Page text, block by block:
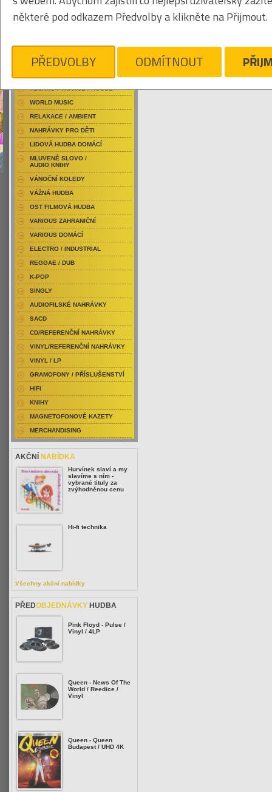
CEPHALIC CARNAGE
Je nám líto, ale pro daný žánr/kategorii
RAP / HIP HOP DOMÁCÍ
RAP / HIP HOP ZAHRANIČNÍ
DVD / HUDBA
PUNK / HARDCORE
TECHNO / TRANCE / HOUSE
WORLD MUSIC
RELAXACE / AMBIENT
NAHRÁVKY PRO DĚTI
LIDOVÁ HUDBA DOMÁCÍ
MLUVENÉ SLOVO /
AUDIO KNIHY
VÁNOČNÍ KOLEDY
VÁŽNÁ HUDBA
OST FILMOVÁ HUDBA
VARIOUS ZAHRANIČNÍ
VARIOUS DOMÁCÍ
ELECTRO / INDUSTRIAL
REGGAE / DUB
K-POP
SINGLY
AUDIOFILSKÉ NAHRÁVKY
SACD
CD/REFERENČNÍ NAHRÁVKY
VINYL/REFERENČNÍ NAHRÁVKY
VINYL / LP
GRAMOFONY / PŘÍSLUŠENSTVÍ
HIFI
KNIHY
MAGNETOFONOVÉ KAZETY
MERCHANDISING
AKČNÍ NABÍDKA
Hurvínek slaví a my
slavíme s ním -
vybrané tituly za
zvýhodněnou cenu
Hi-fi technika
Všechny akční nabídky
PŘEDOBJEDNÁVKY HUDBA
Pink Floyd - Pulse /
Vinyl / 4LP
Queen - News Of The
World / Reedice /
Vinyl
Queen - Queen
Budapest / UHD 4K
některé pod odkazem Předvolby a klikněte na Přijmout.
PŘEDVOLBY ODMÍTNOUT